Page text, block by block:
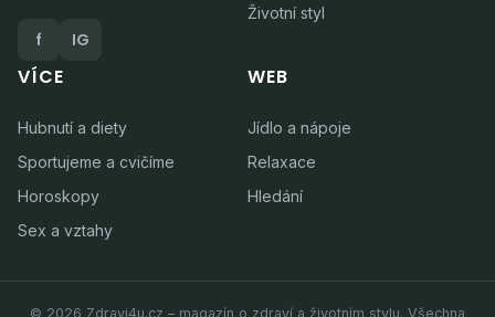
f IG
Životní styl
VÍCE
Hubnutí a diety
Sportujeme a cvičíme
Horoskopy
Sex a vztahy
WEB
Jídlo a nápoje
Relaxace
Hledání
© 2026 Zdravi4u.cz – magazín o zdraví a životním stylu. Všechna